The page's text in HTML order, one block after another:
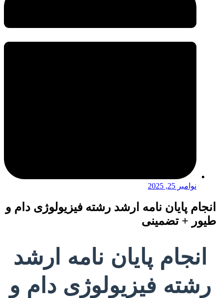
نوامبر 25, 2025
انجام پایان نامه ارشد رشته فیزیولوژی دام و
طیور + تضمینی
انجام پایان نامه ارشد
رشته فیزیولوژی دام و